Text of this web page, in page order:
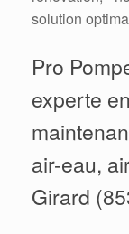
solution
Pro
experte
air-eau,
Girard